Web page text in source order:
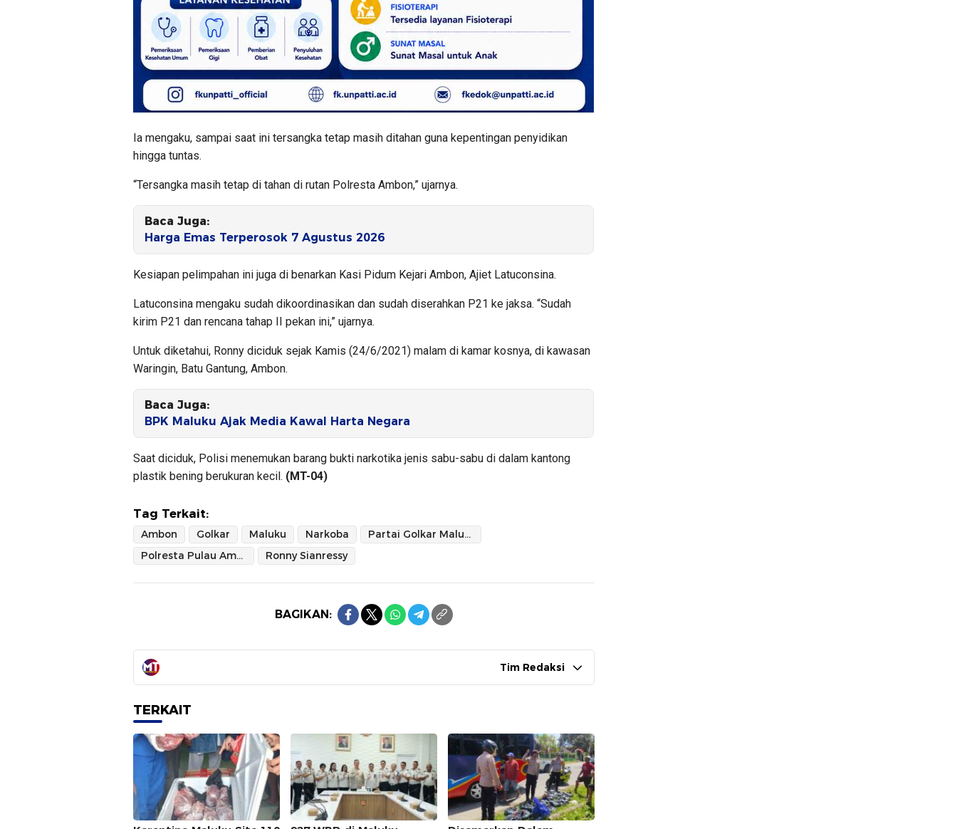
Ia mengaku, sampai saat ini tersangka tetap masih ditahan guna kepentingan penyidikan
hingga tuntas.
“Tersangka masih tetap di tahan di rutan Polresta Ambon,” ujarnya.
Baca Juga:
Harga Emas Terperosok 7 Agustus 2026
Kesiapan pelimpahan ini juga di benarkan Kasi Pidum Kejari Ambon, Ajiet Latuconsina.
Latuconsina mengaku sudah dikoordinasikan dan sudah diserahkan P21 ke jaksa. “Sudah
kirim P21 dan rencana tahap II pekan ini,” ujarnya.
Untuk diketahui, Ronny diciduk sejak Kamis (24/6/2021) malam di kamar kosnya, di kawasan
Waringin, Batu Gantung, Ambon.
Baca Juga:
BPK Maluku Ajak Media Kawal Harta Negara
Saat diciduk, Polisi menemukan barang bukti narkotika jenis sabu-sabu di dalam kantong
plastik bening berukuran kecil. (MT-04)
Tag Terkait:
Ambon Golkar Maluku Narkoba
Partai Golkar Maluku
Polresta Pulau Ambon dan Pulau-pulau Lease
Ronny Sianressy
BAGIKAN:
Tim Redaksi
TERKAIT